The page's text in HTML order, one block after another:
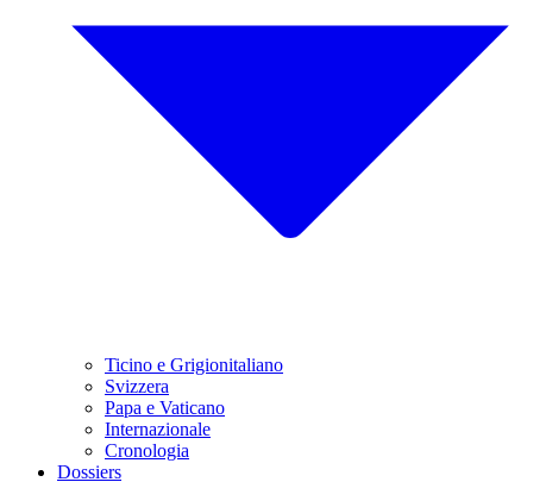
Ticino e Grigionitaliano
Svizzera
Papa e Vaticano
Internazionale
Cronologia
Dossiers